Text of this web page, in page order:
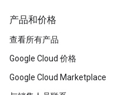
产品和价格
查看所有产品
Google Cloud 价格
Google Cloud Marketplace